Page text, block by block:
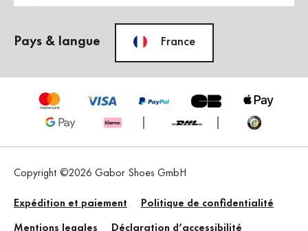
Pays & langue France
Copyright ©2026 Gabor Shoes GmbH
Expédition et paiement Politique de confidentialité
Mentions legales Déclaration d’accessibilité